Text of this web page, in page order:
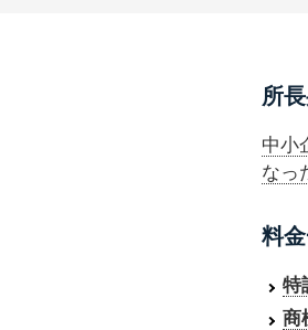
所
中小
なっ
料
特
商